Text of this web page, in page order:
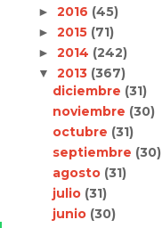
► 2016 (45)
► 2015 (71)
► 2014 (242)
▼ 2013 (367)
diciembre (31)
noviembre (30)
octubre (31)
septiembre (30)
agosto (31)
julio (31)
junio (30)